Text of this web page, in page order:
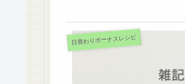
日替わりボーナスレシピ